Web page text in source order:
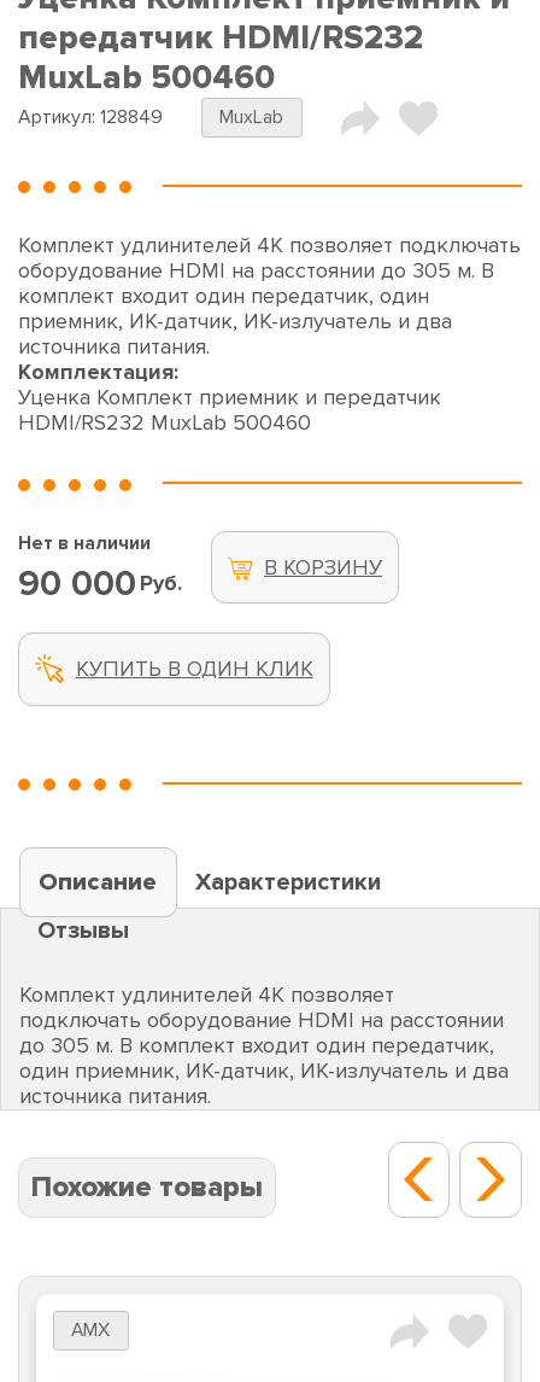
передатчик HDMI/RS232
MuxLab 500460
Артикул: 128849 MuxLab
Комплект удлинителей 4K позволяет подключать
оборудование HDMI на расстоянии до 305 м. В
комплект входит один передатчик, один
приемник, ИК-датчик, ИК-излучатель и два
источника питания.
Комплектация:
Уценка Комплект приемник и передатчик
HDMI/RS232 MuxLab 500460
Нет в наличии
90 000 Руб.
В КОРЗИНУ
КУПИТЬ В ОДИН КЛИК
Описание
Характеристики
Отзывы
Комплект удлинителей 4K позволяет
подключать оборудование HDMI на расстоянии
до 305 м. В комплект входит один передатчик,
один приемник, ИК-датчик, ИК-излучатель и два
источника питания.
Похожие товары
AMX